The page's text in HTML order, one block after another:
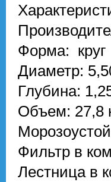
Форма: круг
Диаметр:
Глубина:
Объем: 27,8
Фильтр в
Лестница в